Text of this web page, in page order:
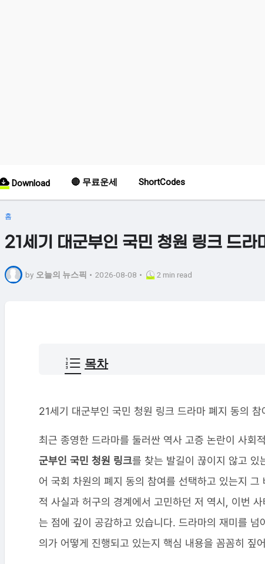
Download 🔴 무료운세 ShortCodes
홈
21세기 대군부인 국민 청원 링크 드라
by 오늘의 뉴스픽 • 2026-08-08 • 2 min read
목차
21세기 대군부인 국민 청원 링크 드라마 폐지 동의
최근 종영한 드라마를 둘러싼 역사 고증 논란이 사회
군부인 국민 청원 링크를 찾는 발길이 끊이지 않고 있
어 국회 차원의 폐지 동의 참여를 선택하고 있는지
적 사실과 허구의 경계에서 고민하던 저 역시, 이번
는 점에 깊이 공감하고 있습니다. 드라마의 재미를
의가 어떻게 진행되고 있는지 핵심 내용을 꼼꼼히 짚